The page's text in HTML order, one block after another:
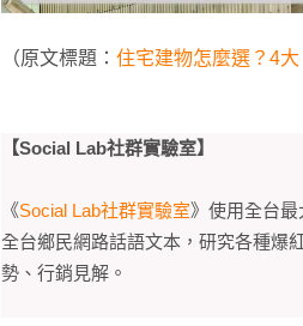
（原文標題： 住宅建物怎麼選？4
【Social Lab社群實驗室】
《Social Lab社群實驗室》使用全台
全台鄉民網路話語文本，研究各種爆
勢、行銷見解。